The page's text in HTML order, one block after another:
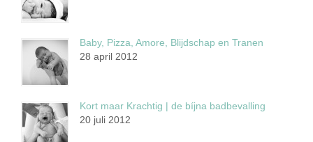
Baby, Pizza, Amore, Blijdschap en Tranen
28 april 2012
Kort maar Krachtig | de bíjna badbevalling
20 juli 2012